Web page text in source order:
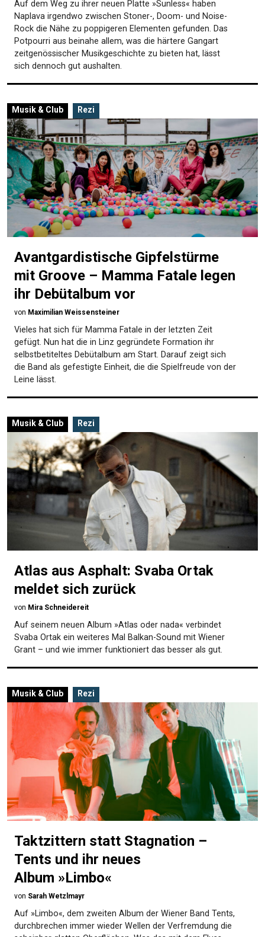
Auf dem Weg zu ihrer neuen Platte »Sunless« haben
Naplava irgendwo zwischen Stoner-, Doom- und Noise-
Rock die Nähe zu poppigeren Elementen gefunden. Das
Potpourri aus beinahe allem, was die härtere Gangart
zeitgenössischer Musikgeschichte zu bieten hat, lässt
sich dennoch gut aushalten.
Musik & Club Rezi
Avantgardistische Gipfelstürme
mit Groove – Mamma Fatale legen
ihr Debütalbum vor
von Maximilian Weissensteiner
Vieles hat sich für Mamma Fatale in der letzten Zeit
gefügt. Nun hat die in Linz gegründete Formation ihr
selbstbetiteltes Debütalbum am Start. Darauf zeigt sich
die Band als gefestigte Einheit, die die Spielfreude von der
Leine lässt.
Musik & Club Rezi
Atlas aus Asphalt: Svaba Ortak
meldet sich zurück
von Mira Schneidereit
Auf seinem neuen Album »Atlas oder nada« verbindet
Svaba Ortak ein weiteres Mal Balkan-Sound mit Wiener
Grant – und wie immer funktioniert das besser als gut.
Musik & Club Rezi
Taktzittern statt Stagnation –
Tents und ihr neues
Album »Limbo«
von Sarah Wetzlmayr
Auf »Limbo«, dem zweiten Album der Wiener Band Tents,
durchbrechen immer wieder Wellen der Verfremdung die